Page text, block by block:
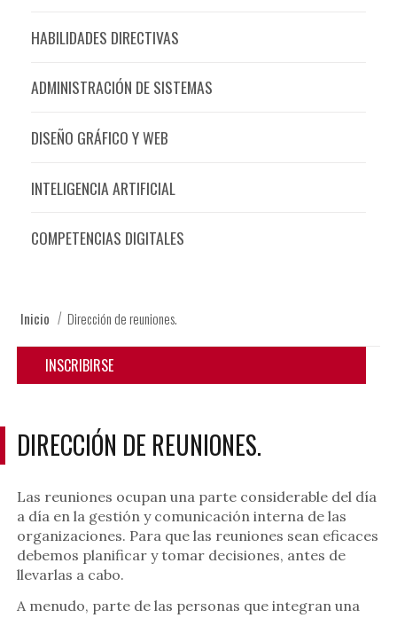
HABILIDADES DIRECTIVAS
ADMINISTRACIÓN DE SISTEMAS
DISEÑO GRÁFICO Y WEB
INTELIGENCIA ARTIFICIAL
COMPETENCIAS DIGITALES
Inicio Dirección de reuniones.
INSCRIBIRSE
DIRECCIÓN DE REUNIONES.
Las reuniones ocupan una parte considerable del día
a día en la gestión y comunicación interna de las
organizaciones. Para que las reuniones sean eficaces
debemos planificar y tomar decisiones, antes de
llevarlas a cabo.
A menudo, parte de las personas que integran una